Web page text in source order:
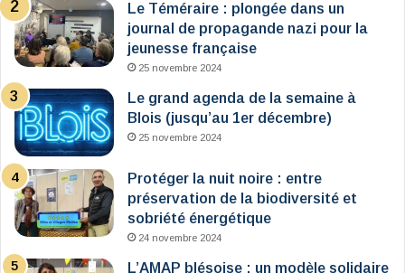
Le Téméraire : plongée dans un
journal de propagande nazi pour la
jeunesse française
25 novembre 2024
Le grand agenda de la semaine à
Blois (jusqu’au 1er décembre)
25 novembre 2024
Protéger la nuit noire : entre
préservation de la biodiversité et
sobriété énergétique
24 novembre 2024
L’AMAP blésoise : un modèle solidaire